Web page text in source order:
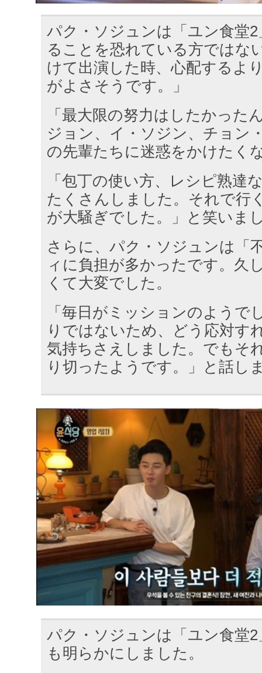
パク・ソジュンは「ユン食堂
ることを恐れている方ではな
けて出演した時、心配するよ
がよさそうです。」
「最大限の努力はしたかった
ジョン、イ・ソジン、チョン
の先輩たちに迷惑をかけたく
「包丁の使い方、レシピ熟達
たくさんしました。それで行
が大騒ぎでした。」と笑いま
さらに、パク・ソジュンは「
ィに負担が多かったです。久
くて大変でした。
「毎日がミッションのようで
りではないため、どう応対す
気持ちさえしました。でもそ
り切ったようです。」と話し
パク・ソジュンは「ユン食堂
も明らかにしました。